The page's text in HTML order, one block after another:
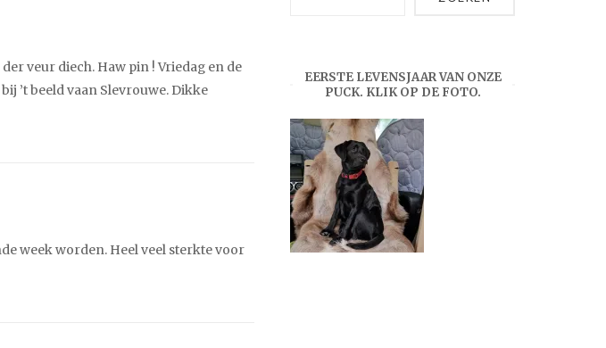
veur diech. Haw pin ! Vriedag en de
’t beeld vaan Slevrouwe. Dikke
week worden. Heel veel sterkte voor
EERSTE LEVENSJAAR VAN ONZE
PUCK. KLIK OP DE FOTO.